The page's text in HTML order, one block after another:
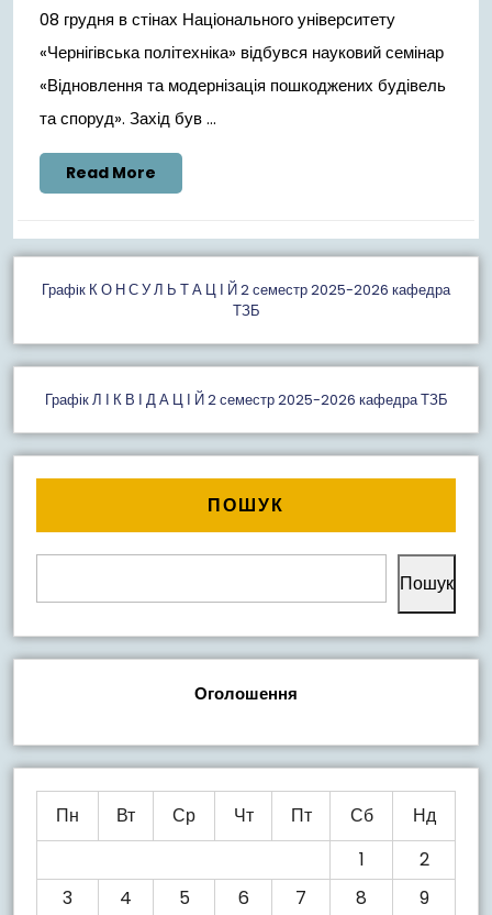
08 грудня в стінах Національного університету
«Чернігівська політехніка» відбувся науковий семінар
«Відновлення та модернізація пошкоджених будівель
та споруд». Захід був ...
Read More
More
Графiк К О Н С У Л Ь Т А Ц І Й 2 семестр 2025-2026 кафедра
ТЗБ
Графік Л І К В І Д А Ц І Й 2 семестр 2025-2026 кафедра ТЗБ
ПОШУК
Пошук
Оголошення
Пн Вт Ср Чт Пт Сб
Нд
1
2
3
4 5 6 7 8 9